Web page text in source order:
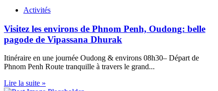
Activités
Visitez les environs de Phnom Penh, Oudong: belle
pagode de Vipassana Dhurak
Itinéraire en une journée Oudong & environs 08h30– Départ de
Phnom Penh Route tranquille à travers le grand...
Lire la suite »